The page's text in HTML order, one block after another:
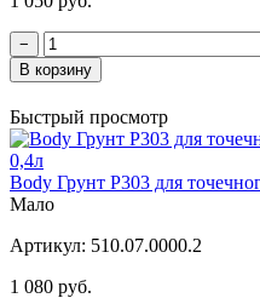
−
В корзину
Быстрый просмотр
Body Грунт P303 для
Мало
Артикул: 510.07.0000.2
1 080 руб.